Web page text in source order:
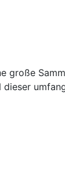
große